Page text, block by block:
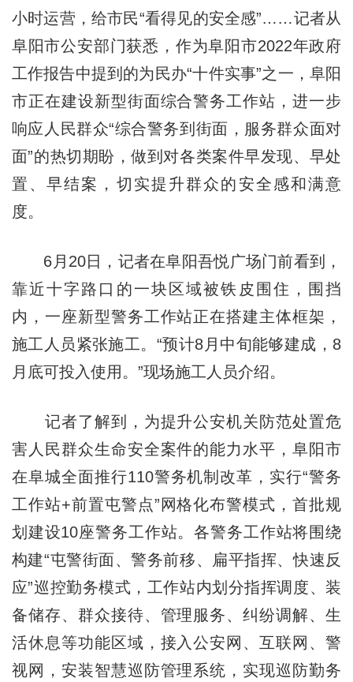
小时运营，给市民“看得见的安全感”……记者从
阜阳市公安部门获悉，作为阜阳市2022年政府
工作报告中提到的为民办“十件实事”之一，阜阳
市正在建设新型街面综合警务工作站，进一步
响应人民群众“综合警务到街面，服务群众面对
面”的热切期盼，做到对各类案件早发现、早处
置、早结案，切实提升群众的安全感和满意
度。
6月20日，记者在阜阳吾悦广场门前看到，
靠近十字路口的一块区域被铁皮围住，围挡
内，一座新型警务工作站正在搭建主体框架，
施工人员紧张施工。“预计8月中旬能够建成，8
月底可投入使用。”现场施工人员介绍。
记者了解到，为提升公安机关防范处置危
害人民群众生命安全案件的能力水平，阜阳市
在阜城全面推行110警务机制改革，实行“警务
工作站+前置屯警点”网格化布警模式，首批规
划建设10座警务工作站。各警务工作站将围绕
构建“屯警街面、警务前移、扁平指挥、快速反
应”巡控勤务模式，工作站内划分指挥调度、装
备储存、群众接待、管理服务、纠纷调解、生
活休息等功能区域，接入公安网、互联网、警
视网，安装智慧巡防管理系统，实现巡防勤务